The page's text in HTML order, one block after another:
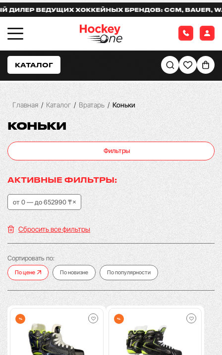
ХОККЕЙНЫХ БРЕНДОВ: CCM, BAUER,
КАТАЛОГ
Главная / Каталог / Вратарь / Коньки
КОНЬКИ
Фильтры
АКТИВНЫЕ ФИЛЬТРЫ:
от 0 — до 652990 ₸
Сбросить все фильтры
Сортировать по:
По цене По новизне По популярности
% %